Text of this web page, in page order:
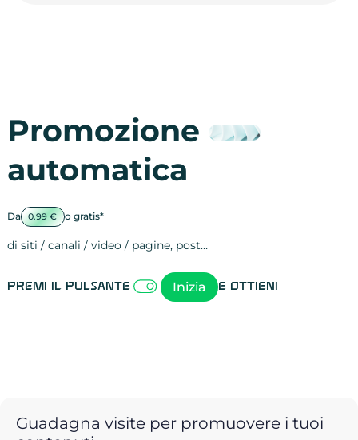
Promozione
automatica
Da 0.99 € o gratis*
di siti / canali / video / pagine, post…
Premi il pulsante Inizia e ottieni
Guadagna visite per promuovere i tuoi